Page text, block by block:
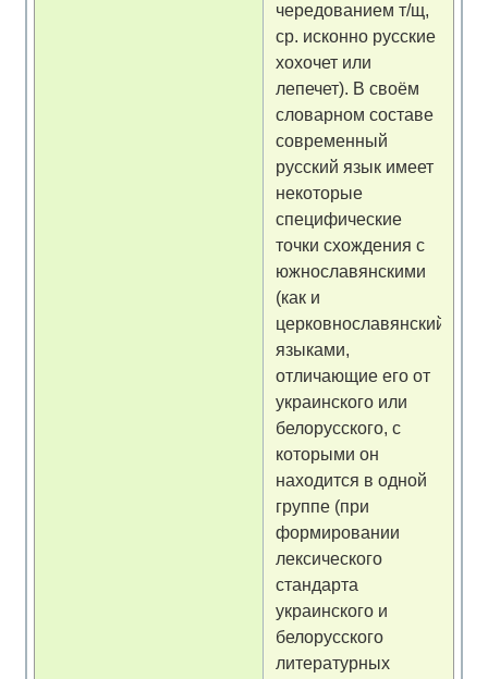
чередованием т/щ,
ср. исконно русские
хохочет или
лепечет). В своём
словарном составе
современный
русский язык имеет
некоторые
специфические
точки схождения с
южнославянскими
(как и
церковнославянский)
языками,
отличающие его от
украинского или
белорусского, с
которыми он
находится в одной
группе (при
формировании
лексического
стандарта
украинского и
белорусского
литературных